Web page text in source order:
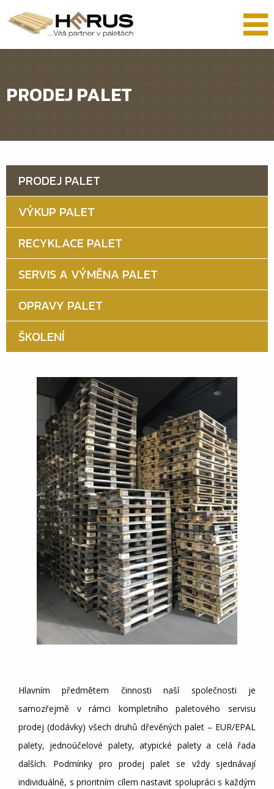
PRODEJ PALET
PRODEJ PALET
VÝKUP PALET
RECYKLACE PALET
SERVIS A VÝMĚNA PALET
OPRAVY PALET
ŠKOLENÍ
Hlavním předmětem činnosti naší společnosti je
samozřejmě v rámci kompletního paletového servisu
prodej (dodávky) všech druhů dřevěných palet – EUR/EPAL
palety, jednoúčelové palety, atypické palety a celá řada
dalších. Podmínky pro prodej palet se vždy sjednávají
individuálně, s prioritním cílem nastavit spolupráci s každým